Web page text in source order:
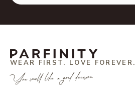
WEAR FIRST. LOVE FOREVER.
You smell like a good decision.